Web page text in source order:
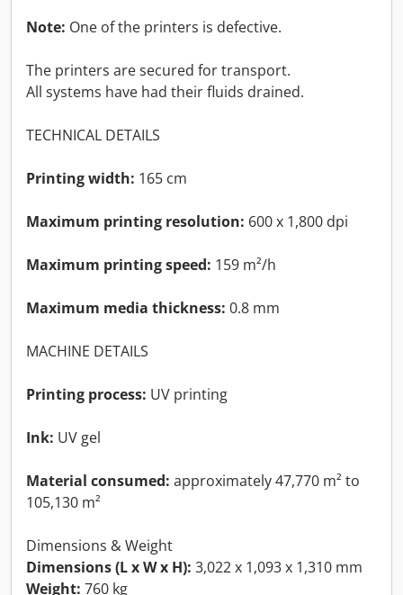
Note: One of the printers is defective.
The printers are secured for transport.
All systems have had their fluids drained.
TECHNICAL DETAILS
Printing width: 165 cm
Maximum printing resolution: 600 x 1,800 dpi
Maximum printing speed: 159 m²/h
Maximum media thickness: 0.8 mm
MACHINE DETAILS
Printing process: UV printing
Ink: UV gel
Material consumed: approximately 47,770 m² to
105,130 m²
Dimensions & Weight
Dimensions (L x W x H): 3,022 x 1,093 x 1,310 mm
Weight: 760 kg